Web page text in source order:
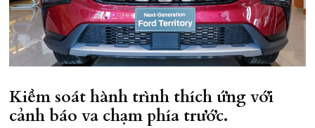
Kiểm soát hành trình thích ứng với
cảnh báo va chạm phía trước.